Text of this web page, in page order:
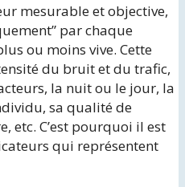
mesurable et objective,
par chaque
ou moins vive. Cette
du bruit et du trafic,
la nuit ou le jour, la
sa qualité de
etc. C’est pourquoi il est
qui représentent